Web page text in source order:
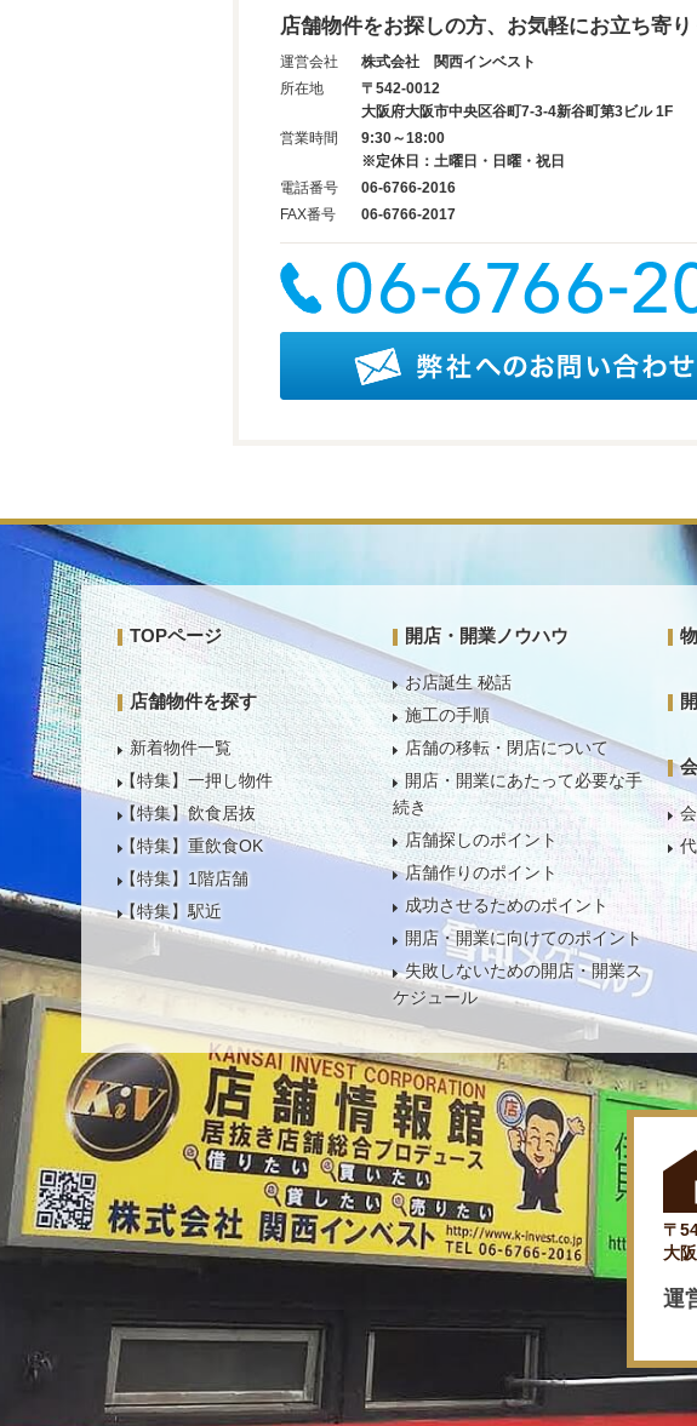
店舗物件をお探しの方、お気軽にお立ち寄り
運営会社
株式会社 関西インベスト
所在地
〒542-0012
大阪府大阪市中央区谷町7-3-4新谷町第3ビル 1F
営業時間
9:30～18:00
※定休日：土曜日・日曜・祝日
電話番号
06-6766-2016
FAX番号
06-6766-2017
TOPページ
店舗物件を探す
新着物件一覧
【特集】一押し物件
【特集】飲食居抜
【特集】重飲食OK
【特集】1階店舗
【特集】駅近
開店・開業ノウハウ
お店誕生 秘話
施工の手順
店舗の移転・閉店について
開店・開業にあたって必要な手
続き
店舗探しのポイント
店舗作りのポイント
成功させるためのポイント
開店・開業に向けてのポイント
失敗しないための開店・開業ス
ケジュール
〒
大
運